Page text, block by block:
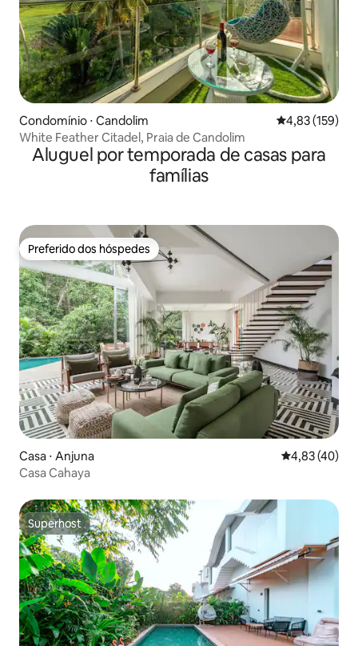
Condomínio ⋅ Candolim 4,83 de uma
4,83 (159)
White Feather Citadel, Praia de Candolim
Aluguel por temporada de casas para
famílias
Preferido dos hóspedes
Preferido dos hóspedes
Casa ⋅ Anjuna 4,83 de uma
4,83 (40)
Casa Cahaya
Superhost
Superhost